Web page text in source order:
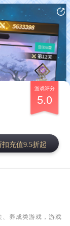
游戏评分
5.0
扣充值9.5折起
、养成类游戏，游戏